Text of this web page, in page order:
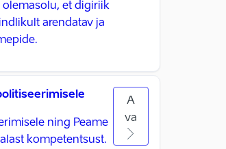
olemasolu, et digiriik
arendatav ja
ning Peame
kompetentsust.
A
va